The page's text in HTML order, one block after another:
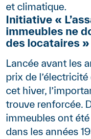
et climatique.
Initiative «
immeubles ne
des locataires »
Lancée avant les
prix de
cet hiver,
trouve renforcée.
immeubles ont
dans les années